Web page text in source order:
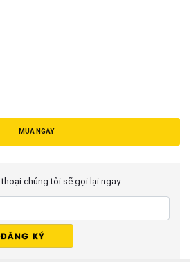
MUA NGAY
chúng tôi sẽ gọi lại ngay.